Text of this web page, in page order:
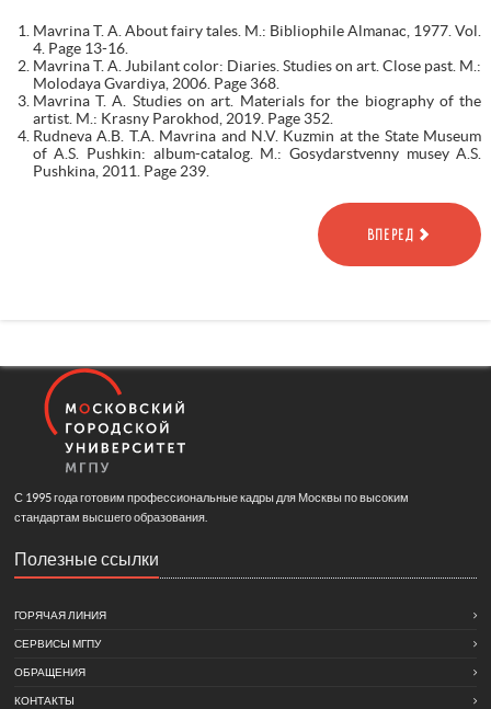
Mavrina T. A. About fairy tales. M.: Bibliophile Almanac, 1977. Vol.
4. Page 13-16.
Mavrina T. A. Jubilant color: Diaries. Studies on art. Close past. M.:
Molodaya Gvardiya, 2006. Page 368.
Mavrina T. A. Studies on art. Materials for the biography of the
artist. M.: Krasny Parokhod, 2019. Page 352.
Rudneva A.B. T.A. Mavrina and N.V. Kuzmin at the State Museum
of A.S. Pushkin: album-catalog. M.: Gosydarstvenny musey A.S.
Pushkina, 2011. Page 239.
ВПЕРЕД
С 1995 года готовим профессиональные кадры для Москвы по высоким
стандартам высшего образования.
Полезные ссылки
ГОРЯЧАЯ ЛИНИЯ
СЕРВИСЫ МГПУ
ОБРАЩЕНИЯ
КОНТАКТЫ